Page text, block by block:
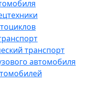
транспорт
автомобиля